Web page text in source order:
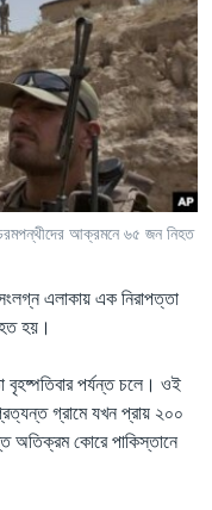
আক্রমনে ৬৫ জন নিহত
এলাকায় এক নিরাপত্তা
হয়।
পর্যন্ত চলে। ওই
গ্রামে যখন প্রায় ২০০
অতিক্রম কোরে পাকিস্তানে